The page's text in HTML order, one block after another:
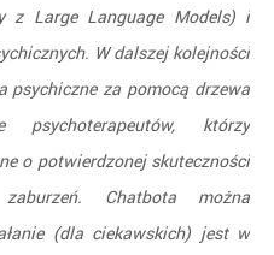
z Large Language Models) i
W dalszej kolejności
psychiczne za pomocą drzewa
psychoterapeutów, którzy
o potwierdzonej skuteczności
Chatbota można
(dla ciekawskich) jest w